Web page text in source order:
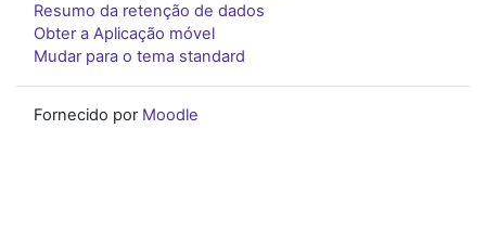
Resumo da retenção de dados
Obter a Aplicação móvel
Mudar para o tema standard
Fornecido por Moodle